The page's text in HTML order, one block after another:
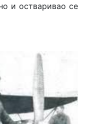
и остваривао се